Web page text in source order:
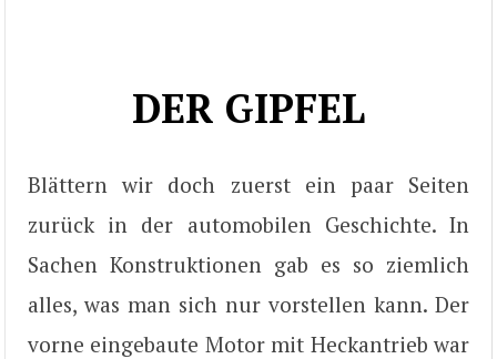
DER GIPFEL
Blättern wir doch zuerst ein paar Seiten
zurück in der automobilen Geschichte. In
Sachen Konstruktionen gab es so ziemlich
alles, was man sich nur vorstellen kann. Der
vorne eingebaute Motor mit Heckantrieb war